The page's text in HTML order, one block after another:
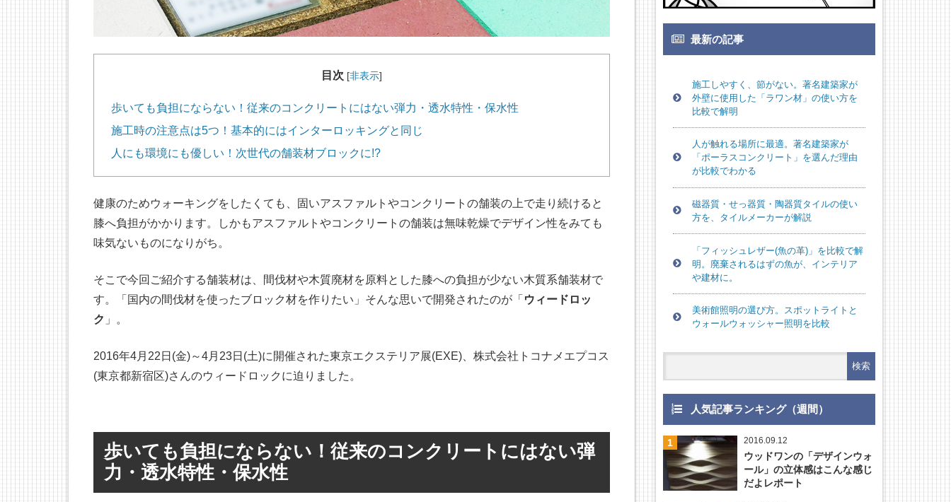
目次 [非表示]
歩いても負担にならない！従来のコンクリートにはない弾力・透水特性・保水性
施工時の注意点は5つ！基本的にはインターロッキングと同じ
人にも環境にも優しい！次世代の舗装材ブロックに!?
健康のためウォーキングをしたくても、固いアスファルトやコンクリートの舗装の上で走り続けると
膝へ負担がかかります。しかもアスファルトやコンクリートの舗装は無味乾燥でデザイン性をみても
味気ないものになりがち。
そこで今回ご紹介する舗装材は、間伐材や木質廃材を原料とした膝への負担が少ない木質系舗装材で
す。「国内の間伐材を使ったブロック材を作りたい」そんな思いで開発されたのが「 ウィードロッ
ク 」。
2016年4月22日(金)～4月23日(土)に開催された東京エクステリア展(EXE)、株式会社トコナメエプコス
(東京都新宿区)さんのウィードロックに迫りました。
歩いても負担にならない！従来のコンクリートにはない弾
力・透水特性・保水性
最新の記事
施工しやすく、節がない。著名建築家が
外壁に使用した「ラワン材」の使い方を
比較で解明
人が触れる場所に最適。著名建築家が
「ポーラスコンクリート」を選んだ理由
が比較でわかる
磁器質・せっ器質・陶器質タイルの使い
方を、タイルメーカーが解説
「フィッシュレザー(魚の革)」を比較で解
明。廃棄されるはずの魚が、インテリア
や建材に。
美術館照明の選び方。スポットライトと
ウォールウォッシャー照明を比較
人気記事ランキング（週間）
2016.09.12
ウッドワンの「デザインウォ
ール」の立体感はこんな感じ
だよレポート